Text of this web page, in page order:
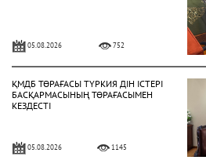
05.08.2026 752
ҚМДБ ТӨРАҒАСЫ ТҮРКИЯ ДІН ІСТЕРІ
БАСҚАРМАСЫНЫҢ ТӨРАҒАСЫМЕН
КЕЗДЕСТІ
05.08.2026 1145